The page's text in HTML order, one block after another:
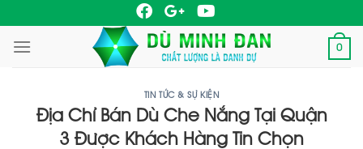
to
content
0
TIN TỨC & SỰ KIỆN
Địa Chỉ Bán Dù Che Nắng Tại Quận
3 Được Khách Hàng Tin Chọn